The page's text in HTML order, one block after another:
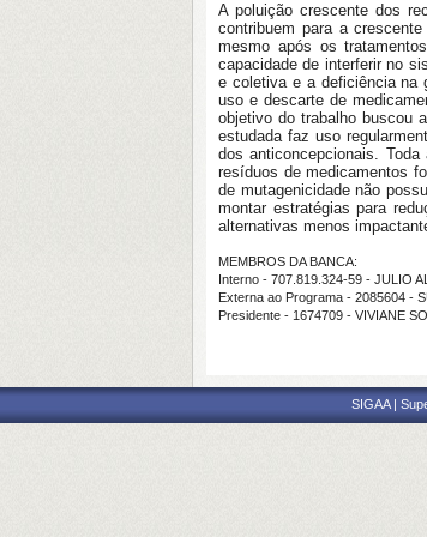
A poluição crescente dos
contribuem para a
mesmo após os
capacidade de interferir no
e coletiva e a deficiência na
uso e descarte de
objetivo do trabalho buscou
estudada faz uso
dos anticoncepcionais.
resíduos de medicamentos
de mutagenicidade não
montar estratégias para
alternativas menos
MEMBROS DA BANCA:
Interno - 707.819.324-59 - JULIO
Externa ao Programa - 2085604 -
Presidente - 1674709 - VIVIANE
SIGAA |